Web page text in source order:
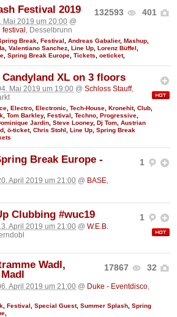
132593 401
Festival 2019
Mai 2019 um 20:00 @
festival , Desselbrunn
Break Festival Andreas Gabalier, Mashup
Valentiano Sanchez Line Up Lorenz Büffel
Spring Break Europe Tickets oeticket,
Candyland XL on 3 floors
Mai 2019 um 19:00 @ Schloss Stauff,
Electro Electronic Tech-House Kronehit, Club
Tom Barkley, Festival Techno Progressive
Jardin Steve Looney, Dj Tom Austrian
ö-ticket, Chris Stohl Line Up Spring Break
1
Break Europe -
April 2019 um 21:00 @ BASE,
1
Clubbing #wuc19
April 2019 um 21:00 @ W.E.B.
17867 32
Wadl,
April 2019 um 21:00 @ Duke - Eventdisco
Festival Special Guest, Summer Splash Spring